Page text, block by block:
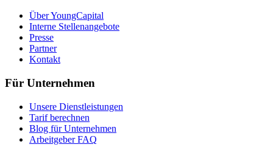
Über YoungCapital
Interne Stellenangebote
Presse
Partner
Kontakt
Für Unternehmen
Unsere Dienstleistungen
Tarif berechnen
Blog für Unternehmen
Arbeitgeber FAQ